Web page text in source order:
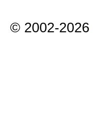
© 2002-2026